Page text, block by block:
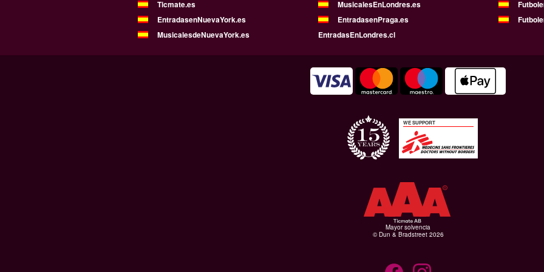
Ticmate.es
MusicalesEnLondres.es
EntradasenNuevaYork.es
EntradasenPraga.es
MusicalesdeNuevaYork.es
EntradasEnLondres.cl
WE SUPPORT
Mayor solvencia
© Dun & Bradstreet 2026